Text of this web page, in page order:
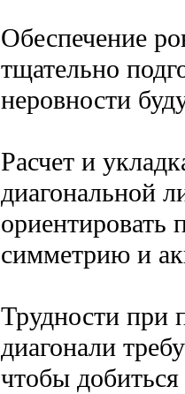
Обеспечение
тщательно
неровности
Расчет и
диагональной
ориентировать
симметрию и
Трудности при
диагонали
чтобы